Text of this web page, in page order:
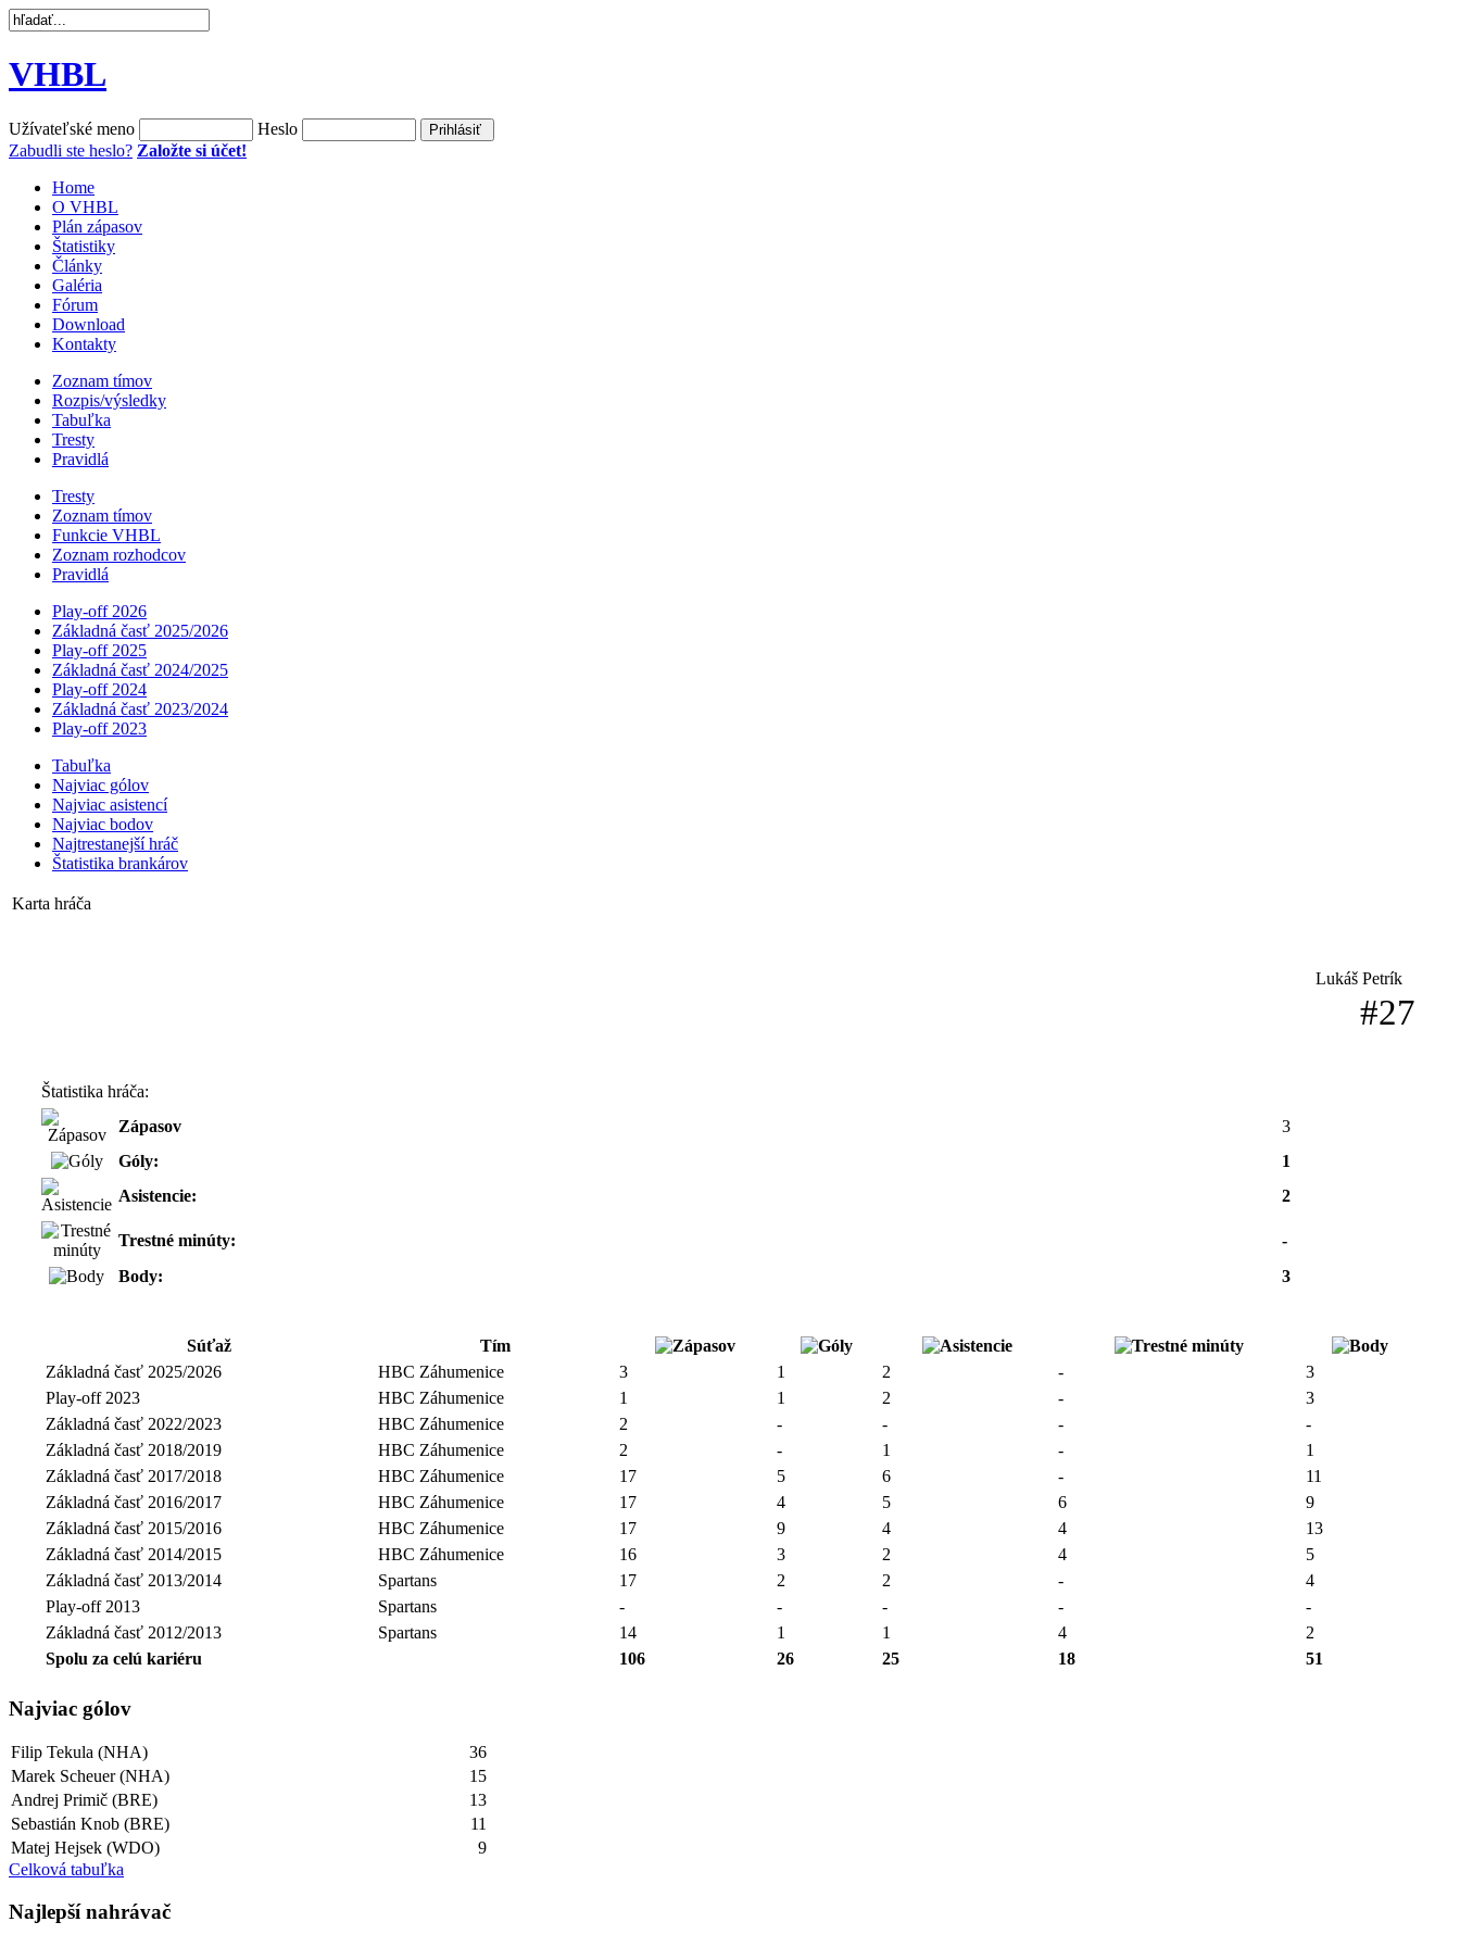
VHBL
Užívateľské meno
Heslo
Zabudli ste heslo? Založte si účet!
Home
O VHBL
Plán zápasov
Štatistiky
Články
Galéria
Fórum
Download
Kontakty
Zoznam tímov
Rozpis/výsledky
Tabuľka
Tresty
Pravidlá
Tresty
Zoznam tímov
Funkcie VHBL
Zoznam rozhodcov
Pravidlá
Play-off 2026
Základná časť 2025/2026
Play-off 2025
Základná časť 2024/2025
Play-off 2024
Základná časť 2023/2024
Play-off 2023
Tabuľka
Najviac gólov
Najviac asistencí­
Najviac bodov
Najtrestanejší hráč
Štatistika brankárov
Karta hráča
Lukáš Petrík
#27
Štatistika hráča:
Zápasov
3
Góly:
1
Asistencie:
2
Trestné minúty:
-
Body:
3
Súťaž
Tím
Základná časť 2025/2026
HBC Záhumenice 3 1 2 -
3
Play-off 2023
HBC Záhumenice 1 1 2 -
3
Základná časť 2022/2023
HBC Záhumenice 2 - - -
-
Základná časť 2018/2019
HBC Záhumenice 2 - 1 -
1
Základná časť 2017/2018
HBC Záhumenice 17 5 6 -
11
Základná časť 2016/2017
HBC Záhumenice 17 4 5 6
9
Základná časť 2015/2016
HBC Záhumenice 17 9 4 4
13
Základná časť 2014/2015
HBC Záhumenice 16 3 2 4
5
Základná časť 2013/2014
Spartans 17 2 2 -
4
Play-off 2013
Spartans - - - -
-
Základná časť 2012/2013
Spartans 14 1 1 4
2
Spolu za celú kariéru
106 26 25 18 51
Najviac gólov
Filip Tekula (NHA)
36
Marek Scheuer (NHA)
15
Andrej Primič (BRE)
13
Sebastián Knob (BRE)
11
Matej Hejsek (WDO)
9
Celková tabuľka
Najlepší­ nahrávač